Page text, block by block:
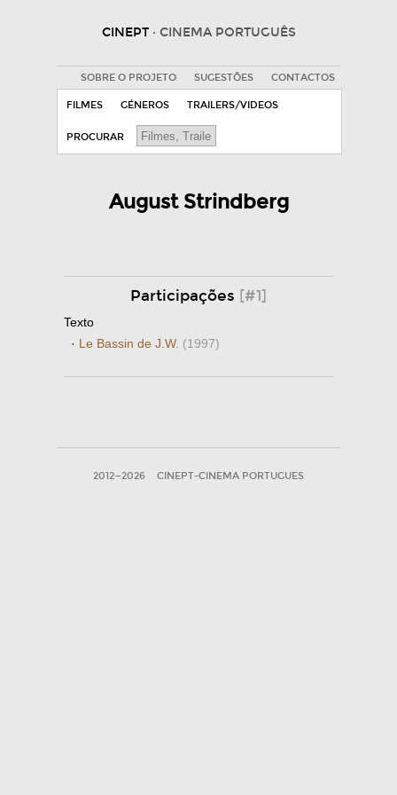
CINEPT · CINEMA PORTUGUÊS
SOBRE O PROJETO SUGESTÕES CONTACTOS
FILMES GÉNEROS TRAILERS/VIDEOS
PROCURAR
August Strindberg
Participações [#1]
Texto
· Le Bassin de J.W. (1997)
2012—2026 CINEPT-CINEMA PORTUGUES